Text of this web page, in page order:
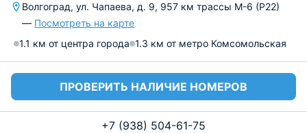
Волгоград, ул. Чапаева, д. 9, 957 км трассы М-6 (Р22)
— Посмотреть на карте
1.1 км от центра города 1.3 км от метро Комсомольская
ПРОВЕРИТЬ НАЛИЧИЕ НОМЕРОВ
+7 (938) 504-61-75